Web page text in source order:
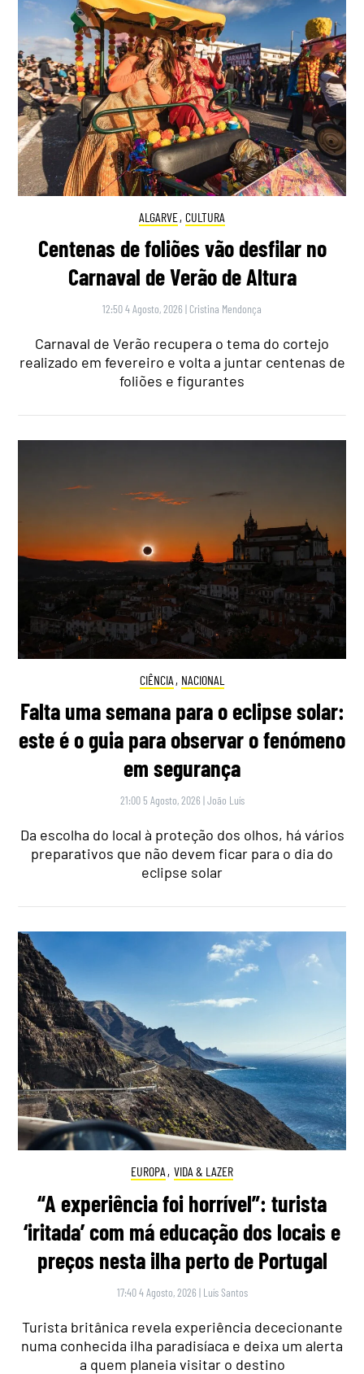
ALGARVE, CULTURA
Centenas de foliões vão desfilar no
Carnaval de Verão de Altura
12:50 4 Agosto, 2026 | Cristina Mendonça
Carnaval de Verão recupera o tema do cortejo
realizado em fevereiro e volta a juntar centenas de
foliões e figurantes
CIÊNCIA , NACIONAL
Falta uma semana para o eclipse solar:
este é o guia para observar o fenómeno
em segurança
21:00 5 Agosto, 2026 |João Luís
Da escolha do local à proteção dos olhos, há vários
preparativos que não devem ficar para o dia do
eclipse solar
EUROPA , VIDA & LAZER
“A experiência foi horrível”: turista
‘iritada’ com má educação dos locais e
preços nesta ilha perto de Portugal
17:40 4 Agosto, 2026 | Luís Santos
Turista britânica revela experiência dececionante
numa conhecida ilha paradisíaca e deixa um alerta
a quem planeia visitar o destino